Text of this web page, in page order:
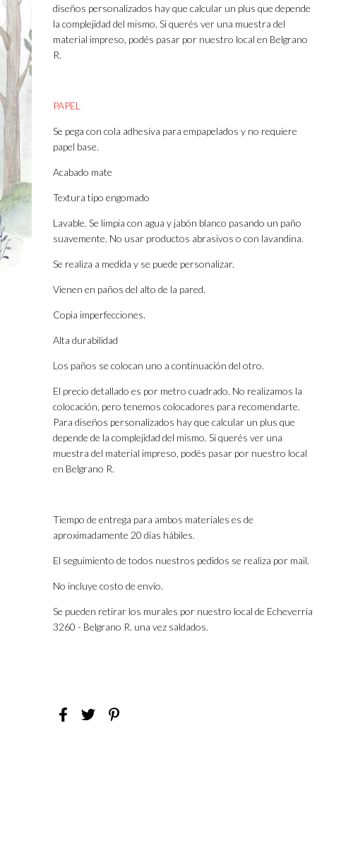
diseños personalizados hay que calcular un plus que depende
la complejidad del mismo. Si querés ver una muestra del
material impreso, podés pasar por nuestro local en Belgrano
R.
PAPEL
Se pega con cola adhesiva para empapelados y no requiere
papel base.
Acabado mate
Textura tipo engomado
Lavable. Se limpia con agua y jabón blanco pasando un paño
suavemente. No usar productos abrasivos o con lavandina.
Se realiza a medida y se puede personalizar.
Vienen en paños del alto de la pared.
Copia imperfecciones.
Alta durabilidad
Los paños se colocan uno a continuación del otro.
El precio detallado es por metro cuadrado. No realizamos la
colocación, pero tenemos colocadores para recomendarte.
Para diseños personalizados hay que calcular un plus que
depende de la complejidad del mismo. Si querés ver una
muestra del material impreso, podés pasar por nuestro local
en Belgrano R.
Tiempo de entrega para ambos materiales es de
aproximadamente 20 días hábiles.
El seguimiento de todos nuestros pedidos se realiza por mail.
No incluye costo de envío.
Se pueden retirar los murales por nuestro local de Echeverría
3260 - Belgrano R. una vez saldados.